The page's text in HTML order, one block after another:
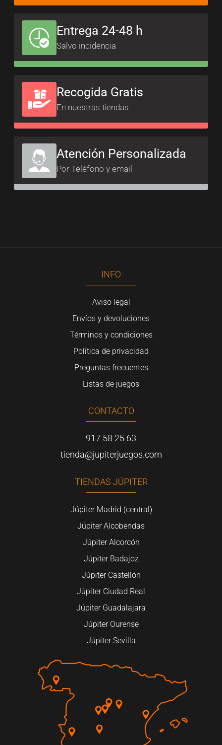
Entrega 24-48 h
Salvo incidencia
Recogida Gratis
En nuestras tiendas
Atención Personalizada
Por Teléfono y email
INFO
Aviso legal
Envíos y devoluciones
Términos y condiciones
Política de privacidad
Preguntas frecuentes
Listas de juegos
CONTACTO
917 58 25 63
tienda@jupiterjuegos.com
TIENDAS JÚPITER
Júpiter Madrid (central)
Júpiter Alcobendas
Júpiter Alcorcón
Júpiter Badajoz
Júpiter Castellón
Júpiter Ciudad Real
Júpiter Guadalajara
Júpiter Ourense
Júpiter Sevilla